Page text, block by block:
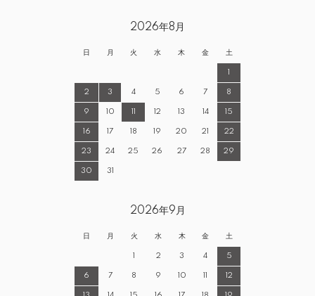
2026年8月
日 月 火 水 木 金 土
1
2 3 4 5 6 7 8
9 10 11 12 13 14 15
16 17 18 19 20 21 22
23 24 25 26 27 28 29
30 31
2026年9月
日 月 火 水 木 金 土
1 2 3 4 5
6 7 8 9 10 11 12